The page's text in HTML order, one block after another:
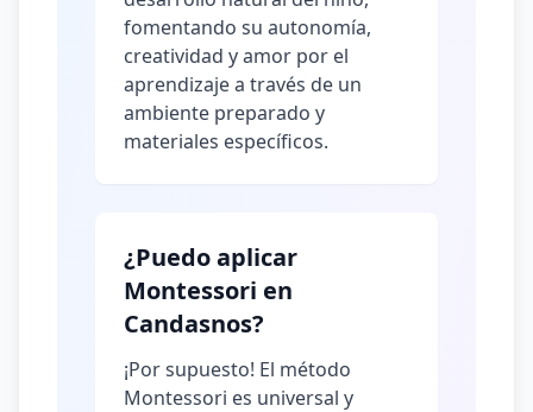
fomentando su autonomía,
creatividad y amor por el
aprendizaje a través de un
ambiente preparado y
materiales específicos.
¿Puedo aplicar
Montessori en
Candasnos?
¡Por supuesto! El método
Montessori es universal y